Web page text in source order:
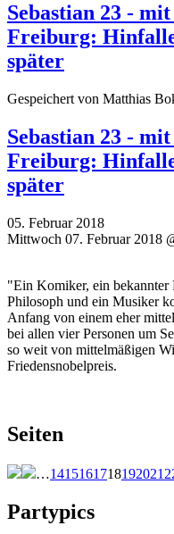
Sebastian 23 -
Freiburg:
später
Gespeichert von Matthias
Sebastian 23 -
Freiburg:
später
05. Februar 2018
Mittwoch 07. Februar 2018
"Ein Komiker, ein bekannter
Philosoph und ein Musiker
Anfang von einem eher
bei allen vier Personen um
so weit von mittelmäßigen
Friedensnobelpreis.
Seiten
…1415161718192021
Partypics